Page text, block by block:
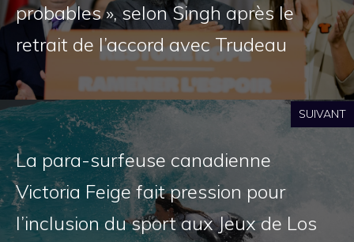
probables », selon Singh après le
retrait de l’accord avec Trudeau
SUIVANT
La para-surfeuse canadienne
Victoria Feige fait pression pour
l’inclusion du sport aux Jeux de Los